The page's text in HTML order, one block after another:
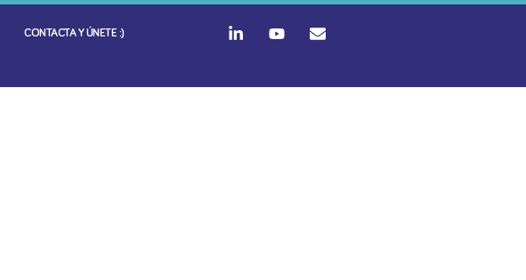
CONTACTA Y ÚNETE :)